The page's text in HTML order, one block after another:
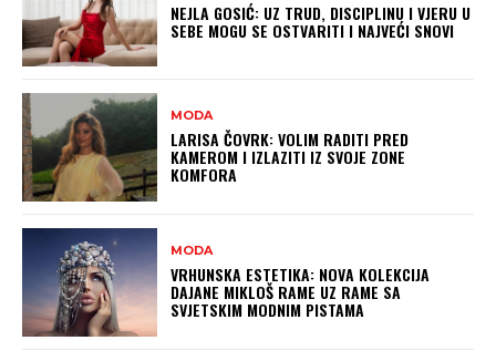
NEJLA GOSIĆ: UZ TRUD, DISCIPLINU I VJERU U
SEBE MOGU SE OSTVARITI I NAJVEĆI SNOVI
MODA
LARISA ČOVRK: VOLIM RADITI PRED
KAMEROM I IZLAZITI IZ SVOJE ZONE
KOMFORA
MODA
VRHUNSKA ESTETIKA: NOVA KOLEKCIJA
DAJANE MIKLOŠ RAME UZ RAME SA
SVJETSKIM MODNIM PISTAMA